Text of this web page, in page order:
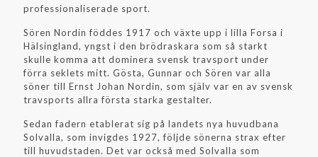
professionaliserade sport.
Sören Nordin föddes 1917 och växte upp i lilla Forsa i
Hälsingland, yngst i den brödraskara som så starkt
skulle komma att dominera svensk travsport under
förra seklets mitt. Gösta, Gunnar och Sören var alla
söner till Ernst Johan Nordin, som själv var en av svensk
travsports allra första starka gestalter.
Sedan fadern etablerat sig på landets nya huvudbana
Solvalla, som invigdes 1927, följde sönerna strax efter
till huvudstaden. Det var också med Solvalla som